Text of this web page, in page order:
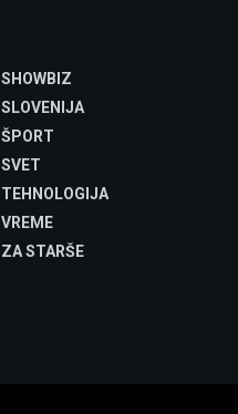
SHOWBIZ
SLOVENIJA
ŠPORT
SVET
TEHNOLOGIJA
VREME
ZA STARŠE